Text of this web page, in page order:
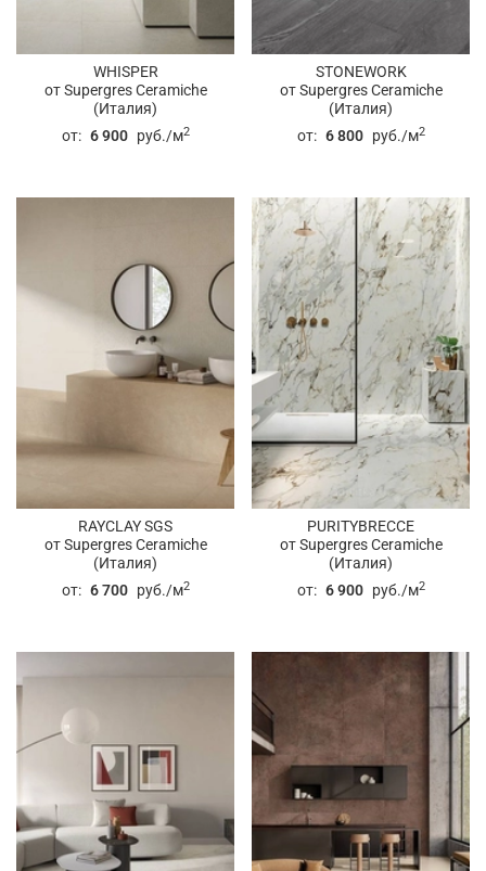
WHISPER
от Supergres Ceramiche
(Италия)
от: 6 900 руб./м2
STONEWORK
от Supergres Ceramiche
(Италия)
от: 6 800 руб./м2
RAYCLAY SGS
от Supergres Ceramiche
(Италия)
от: 6 700 руб./м2
PURITYBRECCE
от Supergres Ceramiche
(Италия)
от: 6 900 руб./м2